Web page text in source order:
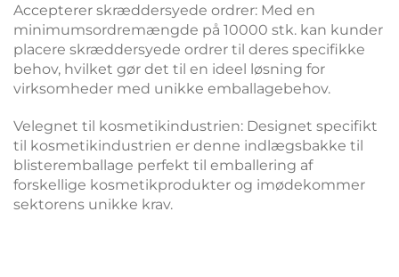
Accepterer skræddersyede ordrer: Med en
minimumsordremængde på 10000 stk. kan kunder
placere skræddersyede ordrer til deres specifikke
behov, hvilket gør det til en ideel løsning for
virksomheder med unikke emballagebehov.
Velegnet til kosmetikindustrien: Designet specifikt
til kosmetikindustrien er denne indlægsbakke til
blisteremballage perfekt til emballering af
forskellige kosmetikprodukter og imødekommer
sektorens unikke krav.